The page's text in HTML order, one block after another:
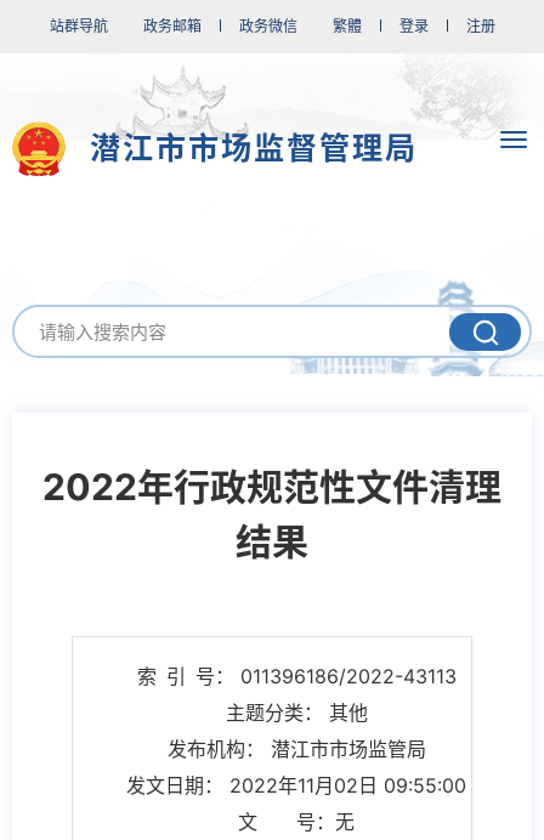
站群导航 政务邮箱 政务微信 繁體 登录 注册
潜江市市场监督管理局
2022年行政规范性文件清理
结果
索 引 号： 011396186/2022-43113
主题分类： 其他
发布机构： 潜江市市场监管局
发文日期： 2022年11月02日 09:55:00
文 号：无